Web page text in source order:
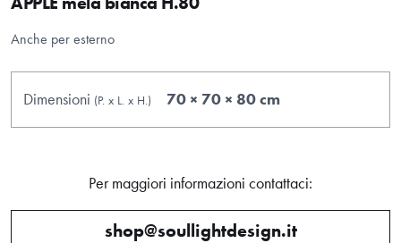
Anche per esterno
Dimensioni (P. x L. x H.) 70 × 70 × 80 cm
Per maggiori informazioni contattaci:
shop@soullightdesign.it